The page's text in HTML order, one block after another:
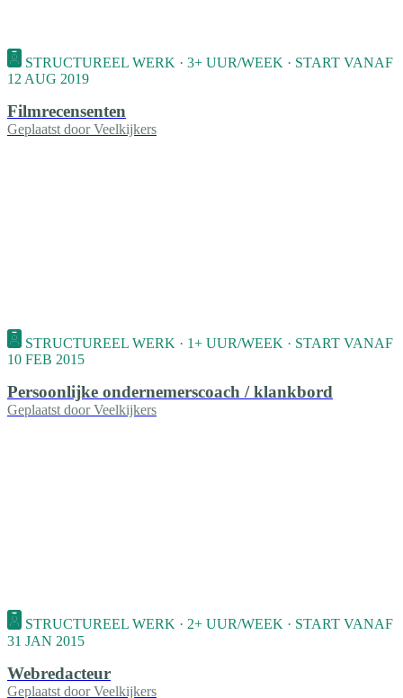
STRUCTUREEL WERK · 3+ UUR/WEEK · START VANAF
12 AUG 2019
Filmrecensenten
Geplaatst door Veelkijkers
STRUCTUREEL WERK · 1+ UUR/WEEK · START VANAF
10 FEB 2015
Persoonlijke ondernemerscoach / klankbord
Geplaatst door Veelkijkers
STRUCTUREEL WERK · 2+ UUR/WEEK · START VANAF
31 JAN 2015
Webredacteur
Geplaatst door Veelkijkers